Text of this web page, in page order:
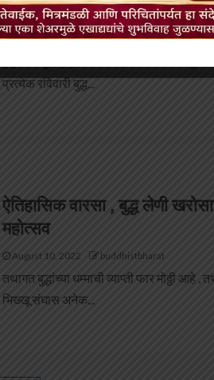
-12 ऑगस्ट 2022
August 11, 2022 buddhistbharat
प्रत्येक रविवारी बुद्ध...
ऐतिहासिक वारसा , बुद्ध लेणी खरोसा
महोत्सव
August 10, 2022 buddhistbharat
तथागत बुद्धांच्या धम्माची व्याप्ती फार मोठ्ठी आहे ,
भिख्खू संघास अनेक...